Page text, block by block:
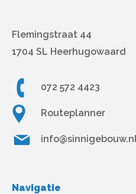
Flemingstraat 44
1704 SL Heerhugowaard
072 572 4423
Routeplanner
Navigatie